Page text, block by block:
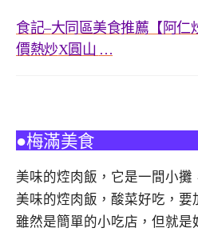
食記–大同區美食推薦【阿仁
價熱炒X圓山 …
●梅滿美食
美味的焢肉飯，它是一間小
美味的焢肉飯，酸菜好吃，要
雖然是簡單的小吃店，但就是